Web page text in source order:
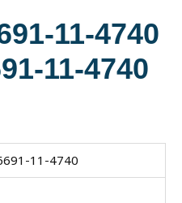
11-4740
11-4740
11-4740